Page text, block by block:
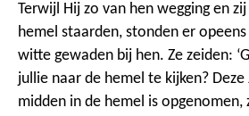
Terwijl Hij zo van hen wegging en
hemel staarden, stonden er
witte gewaden bij hen. Ze zeiden:
jullie naar de hemel te kijken?
midden in de hemel is